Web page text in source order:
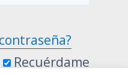
Recuérdame